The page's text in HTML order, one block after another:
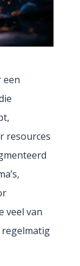
een
resources
veel van